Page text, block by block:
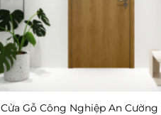
Cửa Gỗ Công Nghiệp An Cường